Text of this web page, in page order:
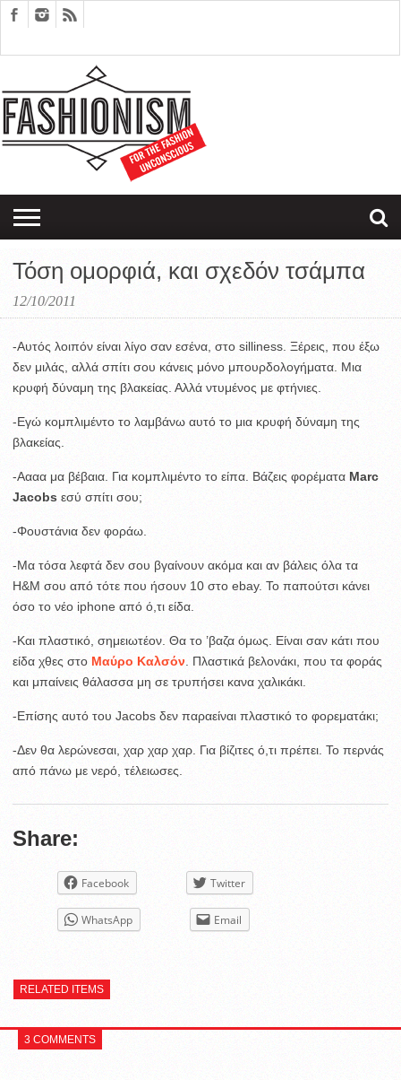
EDITORIALS
COUPLES
THERAPY
SARTORIAGRAM
Τόση ομορφιά, και σχεδόν τσάμπα
12/10/2011
-Αυτός λοιπόν είναι λίγο σαν εσένα, στο silliness. Ξέρεις, που έξω
δεν μιλάς, αλλά σπίτι σου κάνεις μόνο μπουρδολογήματα. Μια
κρυφή δύναμη της βλακείας. Αλλά ντυμένος με φτήνιες.
-Εγώ κομπλιμέντο το λαμβάνω αυτό το μια κρυφή δύναμη της
βλακείας.
-Αααα μα βέβαια. Για κομπλιμέντο το είπα. Βάζεις φορέματα Marc
Jacobs εσύ σπίτι σου;
-Φουστάνια δεν φοράω.
-Μα τόσα λεφτά δεν σου βγαίνουν ακόμα και αν βάλεις όλα τα
H&M σου από τότε που ήσουν 10 στο ebay. Το παπούτσι κάνει
όσο το νέο iphone από ό,τι είδα.
-Και πλαστικό, σημειωτέον. Θα το ’βαζα όμως. Είναι σαν κάτι που
είδα χθες στο Μαύρο Καλσόν . Πλαστικά βελονάκι, που τα φοράς
και μπαίνεις θάλασσα μη σε τρυπήσει κανα χαλικάκι.
-Επίσης αυτό του Jacobs δεν παραείναι πλαστικό το φορεματάκι;
-Δεν θα λερώνεσαι, χαρ χαρ χαρ. Για βίζιτες ό,τι πρέπει. Το περνάς
από πάνω με νερό, τέλειωσες.
Share:
Facebook Twitter
WhatsApp Email
RELATED ITEMS
3 COMMENTS